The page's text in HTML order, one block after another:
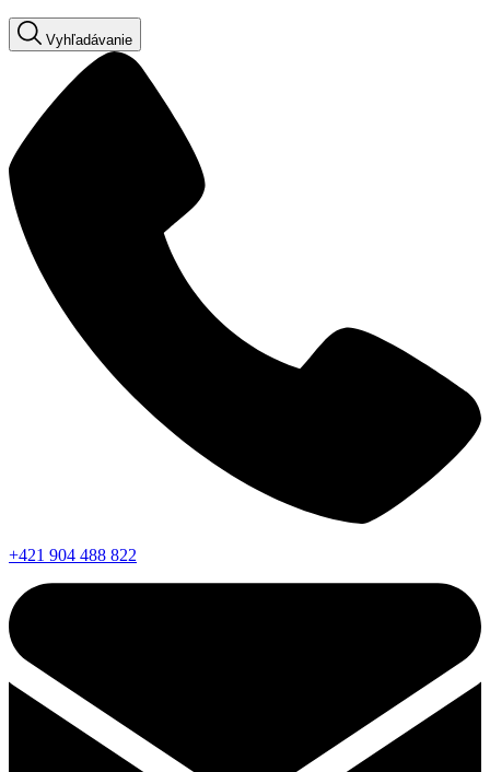
Vyhľadávanie
+421 904 488 822